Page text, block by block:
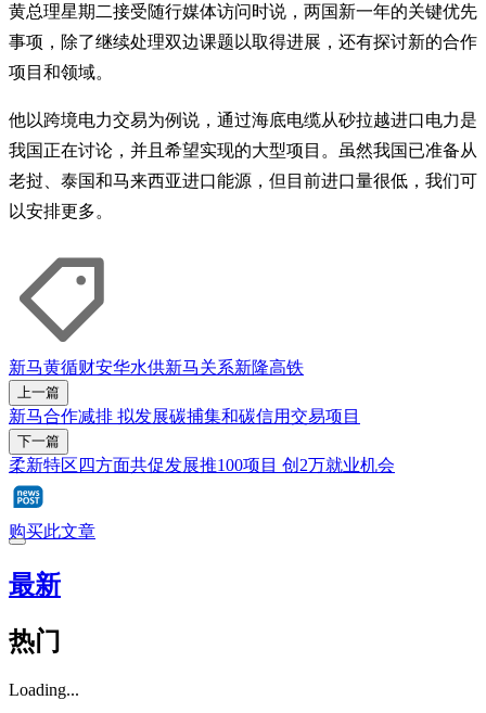
黄总理星期二接受随行媒体访问时说，两国新一年的关键优先
事项，除了继续处理双边课题以取得进展，还有探讨新的合作
项目和领域。
他以跨境电力交易为例说，通过海底电缆从砂拉越进口电力是
我国正在讨论，并且希望实现的大型项目。虽然我国已准备从
老挝、泰国和马来西亚进口能源，但目前进口量很低，我们可
以安排更多。
新马黄循财安华水供新马关系新隆高铁
上一篇
新马合作减排 拟发展碳捕集和碳信用交易项目
下一篇
柔新特区四方面共促发展推100项目 创2万就业机会
购买此文章
最新
热门
Loading...